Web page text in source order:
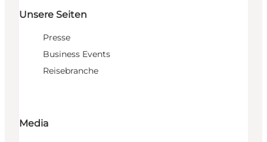
Unsere Seiten
Presse
Business Events
Reisebranche
Media